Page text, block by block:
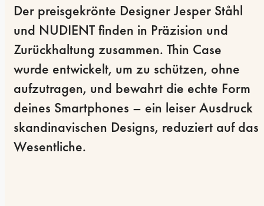
Der preisgekrönte Designer Jesper Ståhl
und NUDIENT finden in Präzision und
Zurückhaltung zusammen. Thin Case
wurde entwickelt, um zu schützen, ohne
aufzutragen, und bewahrt die echte Form
deines Smartphones – ein leiser Ausdruck
skandinavischen Designs, reduziert auf das
Wesentliche.